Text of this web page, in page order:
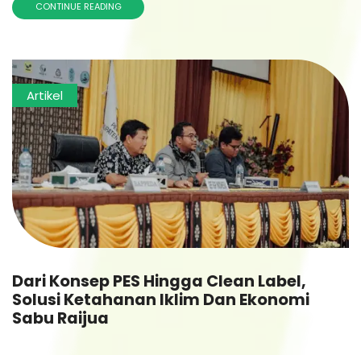
CONTINUE READING
Artikel
Dari Konsep PES Hingga Clean Label,
Solusi Ketahanan Iklim Dan Ekonomi
Sabu Raijua